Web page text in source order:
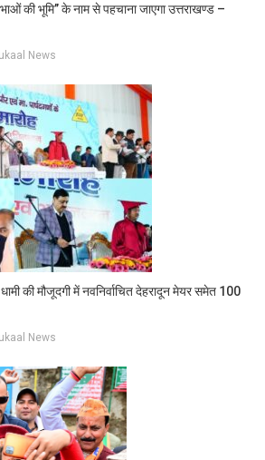
की भूमि’’ के नाम से पहचाना जाएगा उत्तराखण्ड –
News
की मौजूदगी में नवनिर्वाचित देहरादून मेयर समेत 100
News